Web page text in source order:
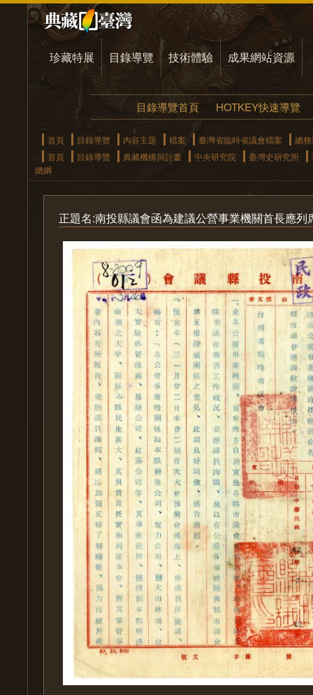
珍藏特展 目錄導覽 技術體驗 成果網站資源
目錄導覽首頁 HOTKEY快速導覽
首頁 目錄導覽 內容主題 檔案 臺灣省臨時省議會檔案
總
首頁
目錄導覽 典藏機構與計畫 中央研究院 臺灣史研究所
總綱
正題名:南投縣議會函為建議公營事業機關首長應列